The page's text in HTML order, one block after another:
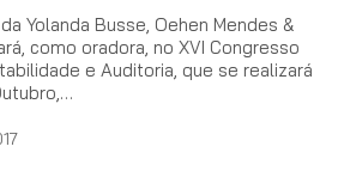
Yolanda Busse, Oehen Mendes &
como oradora, no XVI Congresso
e Auditoria, que se realizará